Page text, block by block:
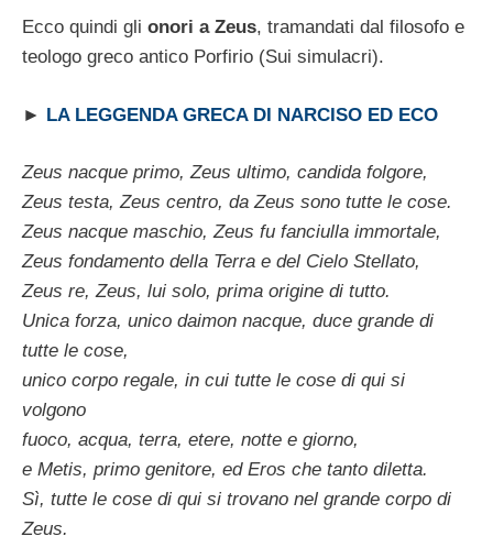
Ecco quindi gli onori a Zeus, tramandati dal filosofo e
teologo greco antico Porfirio (Sui simulacri).
► LA LEGGENDA GRECA DI NARCISO ED ECO
Zeus nacque primo, Zeus ultimo, candida folgore,
Zeus testa, Zeus centro, da Zeus sono tutte le cose.
Zeus nacque maschio, Zeus fu fanciulla immortale,
Zeus fondamento della Terra e del Cielo Stellato,
Zeus re, Zeus, lui solo, prima origine di tutto.
Unica forza, unico daimon nacque, duce grande di
tutte le cose,
unico corpo regale, in cui tutte le cose di qui si
volgono
fuoco, acqua, terra, etere, notte e giorno,
e Metis, primo genitore, ed Eros che tanto diletta.
Sì, tutte le cose di qui si trovano nel grande corpo di
Zeus.